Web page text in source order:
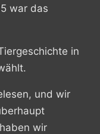
war das
in
und wir
wir